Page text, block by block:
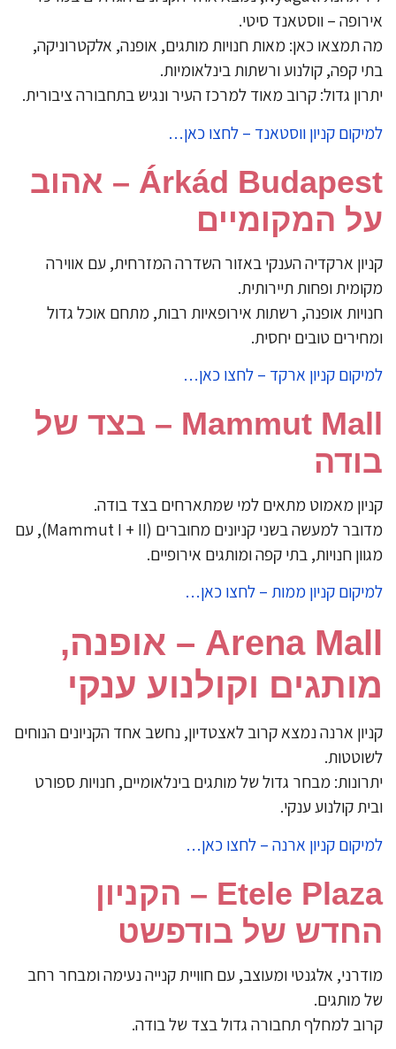
אירופה – ווסטאנד סיטי.
מה תמצאו כאן: מאות חנויות מותגים, אופנה, אלקטרוניקה,
בתי קפה, קולנוע ורשתות בינלאומיות.
יתרון גדול: קרוב מאוד למרכז העיר ונגיש בתחבורה ציבורית.
למיקום קניון ווסטאנד – לחצו כאן…
Árkád Budapest – אהוב
על המקומיים
קניון ארקדיה הענקי באזור השדרה המזרחית, עם אווירה
מקומית ופחות תיירותית.
חנויות אופנה, רשתות אירופאיות רבות, מתחם אוכל גדול
ומחירים טובים יחסית.
למיקום קניון ארקד – לחצו כאן…
Mammut Mall – בצד של
בודה
קניון מאמוט מתאים למי שמתארחים בצד בודה.
מדובר למעשה בשני קניונים מחוברים (Mammut I + II), עם
מגוון חנויות, בתי קפה ומותגים אירופיים.
למיקום קניון ממות – לחצו כאן…
Arena Mall – אופנה,
מותגים וקולנוע ענקי
קניון ארנה נמצא קרוב לאצטדיון, נחשב אחד הקניונים הנוחים
לשוטטות.
יתרונות: מבחר גדול של מותגים בינלאומיים, חנויות ספורט
ובית קולנוע ענקי.
למיקום קניון ארנה – לחצו כאן…
Etele Plaza – הקניון
החדש של בודפשט
מודרני, אלגנטי ומעוצב, עם חוויית קנייה נעימה ומבחר רחב
של מותגים.
קרוב למחלף תחבורה גדול בצד של בודה.